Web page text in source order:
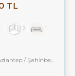
TL
2
1
Türkiye Gaziantep / Şahinbey